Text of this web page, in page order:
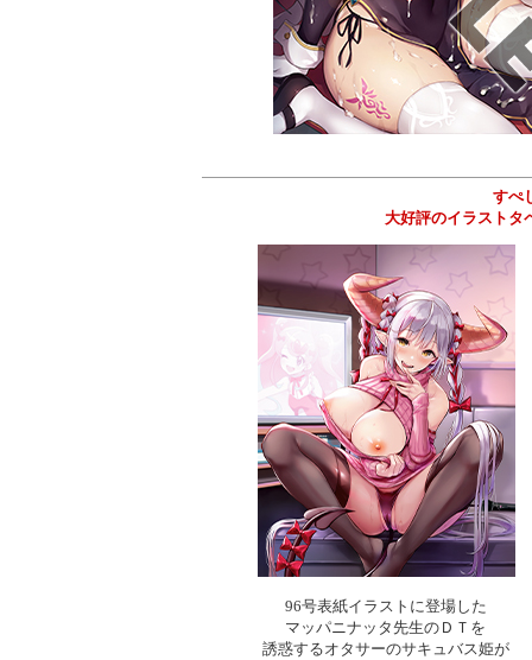
すぺ
大好評のイラストタ
96号表紙イラストに登場した
マッパニナッタ先生のＤＴを
誘惑するオタサーのサキュバス姫が